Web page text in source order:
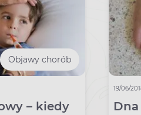
Objawy chorób
– kiedy
19/06/